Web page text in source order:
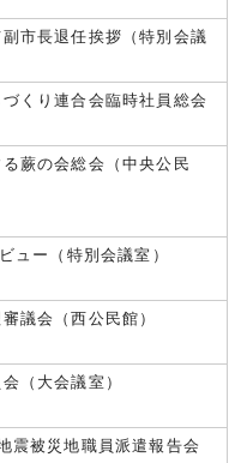
市長退任挨拶（特別会議
くり連合会臨時社員総会
蕨の会総会（中央公民
ュー（特別会議室）
議会（西公民館）
（大会議室）
震被災地職員派遣報告会